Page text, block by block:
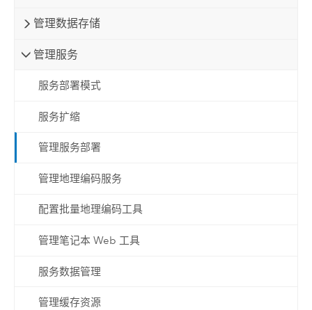
管理数据存储
管理服务
服务部署模式
服务扩缩
管理服务部署
管理地理编码服务
配置批量地理编码工具
管理笔记本 Web 工具
服务数据管理
管理缓存资源